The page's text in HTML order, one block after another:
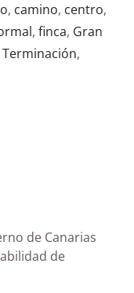
, camino, centro,
, finca, Gran
Terminación,
de Canarias
de